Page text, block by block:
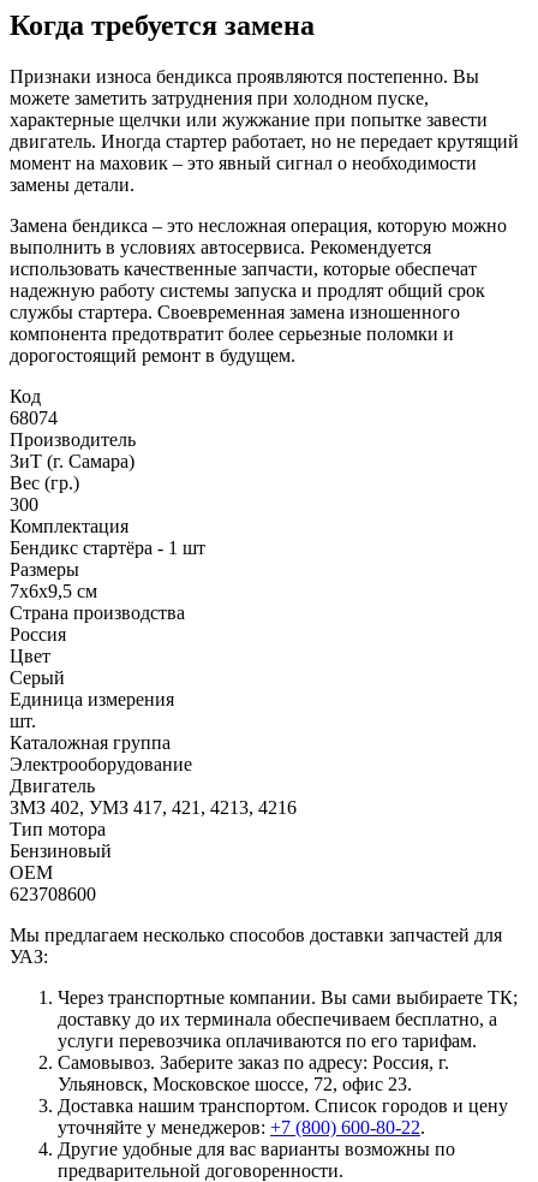
Когда требуется замена
Признаки износа бендикса проявляются постепенно. Вы
можете заметить затруднения при холодном пуске,
характерные щелчки или жужжание при попытке завести
двигатель. Иногда стартер работает, но не передает крутящий
момент на маховик – это явный сигнал о необходимости
замены детали.
Замена бендикса – это несложная операция, которую можно
выполнить в условиях автосервиса. Рекомендуется
использовать качественные запчасти, которые обеспечат
надежную работу системы запуска и продлят общий срок
службы стартера. Своевременная замена изношенного
компонента предотвратит более серьезные поломки и
дорогостоящий ремонт в будущем.
Код
68074
Производитель
ЗиТ (г. Самара)
Вес (гр.)
300
Комплектация
Бендикс стартёра - 1 шт
Размеры
7х6х9,5 см
Страна производства
Россия
Цвет
Серый
Единица измерения
шт.
Каталожная группа
Электрооборудование
Двигатель
ЗМЗ 402, УМЗ 417, 421, 4213, 4216
Тип мотора
Бензиновый
OEM
623708600
Мы предлагаем несколько способов доставки запчастей для
УАЗ:
Через транспортные компании. Вы сами выбираете ТК;
доставку до их терминала обеспечиваем бесплатно, а
услуги перевозчика оплачиваются по его тарифам.
Самовывоз. Заберите заказ по адресу: Россия, г.
Ульяновск, Московское шоссе, 72, офис 23.
Доставка нашим транспортом. Список городов и цену
уточняйте у менеджеров: +7 (800) 600-80-22.
Другие удобные для вас варианты возможны по
предварительной договоренности.